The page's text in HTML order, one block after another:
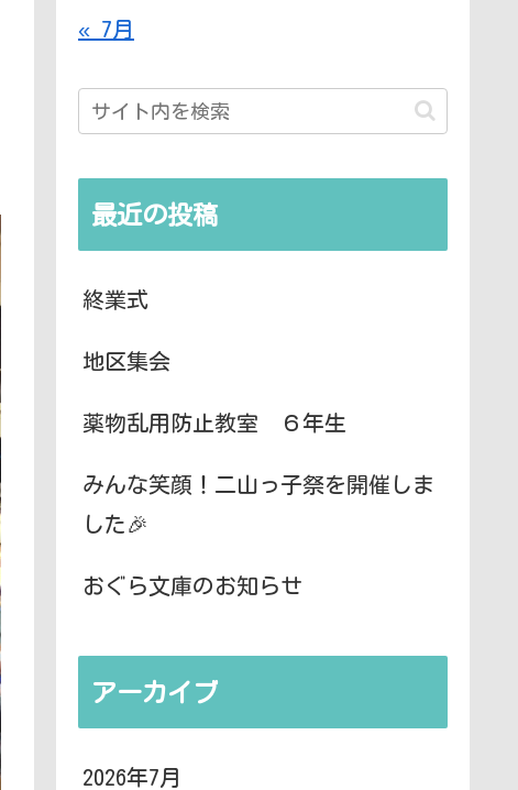
« 7月
最近の投稿
終業式
地区集会
薬物乱用防止教室 ６年生
みんな笑顔！二山っ子祭を開催しま
した🎉
おぐら文庫のお知らせ
アーカイブ
2026年7月